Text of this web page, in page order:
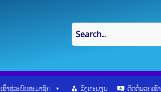
ເຂົ້າສູ່ລະບົບສະມາຊິກ ລົງທະບຽນ ຕິດຕໍ່ພວກເຮົາ